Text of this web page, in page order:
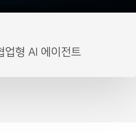
업형 AI 에이전트